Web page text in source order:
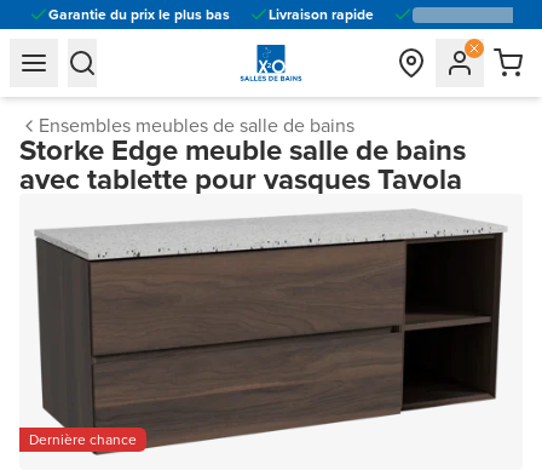
Garantie du prix le plus bas Livraison rapide
general.navigation.toggle_menu.label
general.navigation.toggle_menu.label
Ensembles meubles de salle de bains
Storke Edge meuble salle de bains
avec tablette pour vasques Tavola
Dernière chance